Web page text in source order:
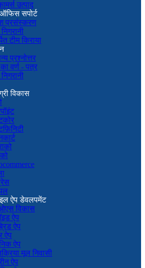
उत्पाद
सपोर्ट
प्रसंस्करण
टीम किराया
प्रश्नोत्तर
वर्ण - पत्र
विकास
ऐप डेवलपमेंट
विकास
ऐप
ऐप
ऐप
ऐप
मूल निवासी
ऐप